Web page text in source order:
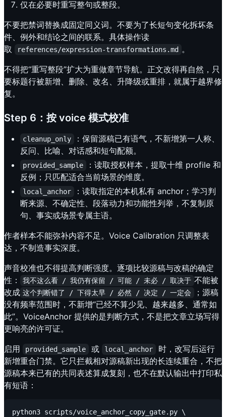
仅在必要时重写整句或整段。
不要把禁词替换成固定同义词。不要为了长短句变化拆坏条
件、例外和结论之间的联系。具体操作读
取
references/expression-transformations.md 。
不得把“重写整段”扩大为重做章节导航。正文改得再自然，只
要标题行被新增、删除、改名、升降级或重排，就属于越界修
复。
Step 6：按 voice 模式校准
cleanup_only
：保留源稿已有语气，不新增第一人称、
反问、比喻、对话感和短句配额。
provided_sample
：读取授权样本，提取十维 profile 和
反例；只匹配适合当前场景的维度。
local_anchor
：读取指定的本机私有 anchor；学习判
断来源、不确定性、段落动力和功能性列举，不复制原
句、事实或场景专属主语。
作者样本不能弥补内容不足。Voice Calibration 只调整表
达，不制造事实深度。
声音校准也不得提高判断强度。逐项比较源稿与改稿的确定
性：
我不这么看 / 我仍有保留 / 可能 / 未必 / 取决于 不能被
改成 这个判断错了 / 下得太早 / 必然 / 决定 / 一定会
；源稿
没有频率范围时，不新增“已经不算少见、越来越多、通常如
此”。VoiceAnchor 提供的是判断方式，不是把文章立场写得
更响亮的许可证。
启用
provided_sample 或 local_anchor
时，改写后运行
新增重合门禁。它只拦截相对源稿新出现的长连续重合，不把
源稿本来已有的共同表述算成复刻，也不在默认输出中打印私
有短语：
python3 scripts/voice_anchor_copy_gate.py \